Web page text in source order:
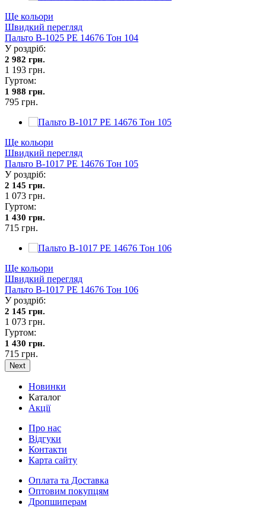
Ще кольори
Швидкий перегляд
Пальто В-1025 PE 14676 Тон 104
У роздріб:
2 982 грн.
1 193 грн.
Гуртом:
1 988 грн.
795 грн.
Ще кольори
Швидкий перегляд
Пальто В-1017 PE 14676 Тон 105
У роздріб:
2 145 грн.
1 073 грн.
Гуртом:
1 430 грн.
715 грн.
Ще кольори
Швидкий перегляд
Пальто В-1017 PE 14676 Тон 106
У роздріб:
2 145 грн.
1 073 грн.
Гуртом:
1 430 грн.
715 грн.
Next
Новинки
Каталог
Акції
Про нас
Відгуки
Контакти
Карта сайту
Оплата та Доставка
Оптовим покупцям
Дропшиперам